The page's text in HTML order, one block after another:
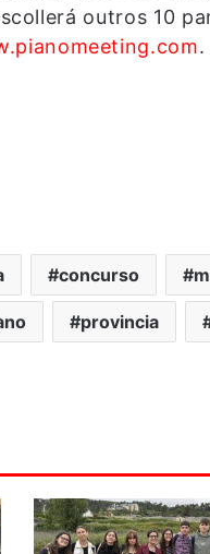
outros 10
.
concurso
provincia